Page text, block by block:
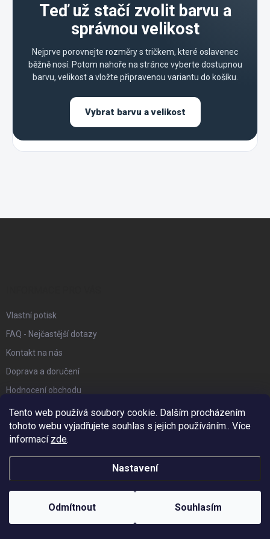
Tento web používá soubory cookie. Dalším procházením
tohoto webu vyjadřujete souhlas s jejich používáním.. Více
informací zde.
Nastavení
Odmítnout Souhlasím
Teď už stačí zvolit barvu a
správnou velikost
Nejprve porovnejte rozměry s tričkem, které oslavenec
běžně nosí. Potom nahoře na stránce vyberte dostupnou
barvu, velikost a vložte připravenou variantu do košíku.
Vybrat barvu a velikost
Vlastní potisk
FAQ - Nejčastější dotazy
Kontakt na nás
Doprava a doručení
Hodnocení obchodu
Reklamace a vrácení zboží
Obchodní podmínky
Podmínky ochrany osobních údajů
Náš Blog